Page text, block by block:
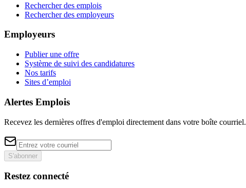
Rechercher des emplois
Rechercher des employeurs
Employeurs
Publier une offre
Système de suivi des candidatures
Nos tarifs
Sites d’emploi
Alertes Emplois
Recevez les dernières offres d'emploi directement dans votre boîte courriel.
S'abonner
Restez connecté